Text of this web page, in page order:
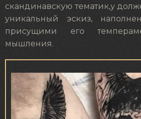
скандинавскую тематик,у
уникальный эскиз,
присущими его
мышления.